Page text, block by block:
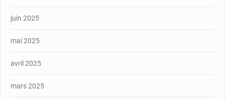
juin 2025
mai 2025
avril 2025
mars 2025